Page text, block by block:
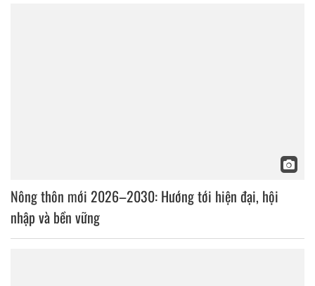
Nông thôn mới 2026–2030: Hướng tới hiện đại, hội
nhập và bền vững